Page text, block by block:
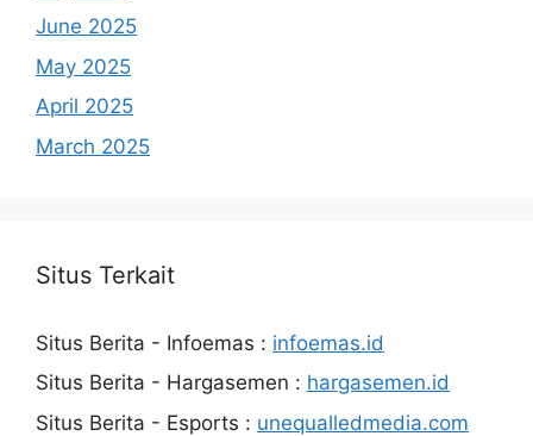
June 2025
May 2025
April 2025
March 2025
Situs Terkait
Situs Berita - Infoemas : infoemas.id
Situs Berita - Hargasemen : hargasemen.id
Situs Berita - Esports : unequalledmedia.com